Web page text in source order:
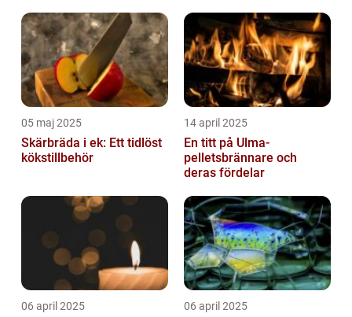
05 maj 2025
Skärbräda i ek: Ett tidlöst
kökstillbehör
14 april 2025
En titt på Ulma-
pelletsbrännare och
deras fördelar
06 april 2025 06 april 2025